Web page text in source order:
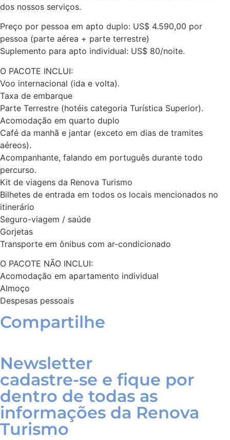
dos nossos serviços.
Preço por pessoa em apto duplo: US$ 4.590,00 por
pessoa (parte aérea + parte terrestre)
Suplemento para apto individual: US$ 80/noite.
O PACOTE INCLUI:
Voo internacional (ida e volta).
Taxa de embarque
Parte Terrestre (hotéis categoria Turística Superior).
Acomodação em quarto duplo
Café da manhã e jantar (exceto em dias de tramites
aéreos).
Acompanhante, falando em português durante todo
percurso.
Kit de viagens da Renova Turismo
Bilhetes de entrada em todos os locais mencionados no
itinerário
Seguro-viagem / saúde
Gorjetas
Transporte em ônibus com ar-condicionado
O PACOTE NÃO INCLUI:
Acomodação em apartamento individual
Almoço
Despesas pessoais
Compartilhe
Newsletter
cadastre-se e fique por
dentro de todas as
informações da Renova
Turismo